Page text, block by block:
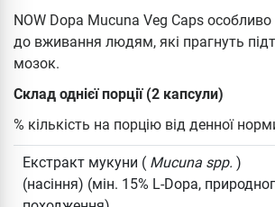
NOW Dopa Mucuna Veg Caps
до вживання людям, які прагнуть
мозок.
Склад однієї порції (2 капсули)
% кількість на порцію від денної
Екстракт мукуни ( Mucuna spp. )
(насіння) (мін. 15% L-Dopa,